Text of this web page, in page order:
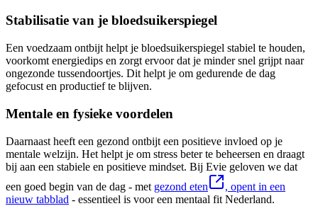
Stabilisatie van je bloedsuikerspiegel
Een voedzaam ontbijt helpt je bloedsuikerspiegel stabiel te houden,
voorkomt energiedips en zorgt ervoor dat je minder snel grijpt naar
ongezonde tussendoortjes. Dit helpt je om gedurende de dag
gefocust en productief te blijven.
Mentale en fysieke voordelen
​​Daarnaast heeft een gezond ontbijt een positieve invloed op je
mentale welzijn. Het helpt je om stress beter te beheersen en draagt
bij aan een stabiele en positieve mindset. Bij Evie geloven we dat
een goed begin van de dag - met gezond eten
, opent in een
nieuw tabblad - essentieel is voor een mentaal fit Nederland.